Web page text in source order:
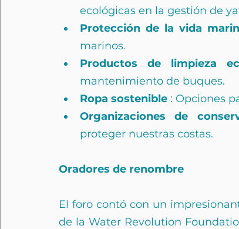
ecológicas en la gestión de
Protección de la vida
marinos.
Productos de limpieza
mantenimiento de buques.
Ropa sostenible : Opciones
Organizaciones de
proteger nuestras costas.
Oradores de renombre
El foro contó con un
de la Water Revolution